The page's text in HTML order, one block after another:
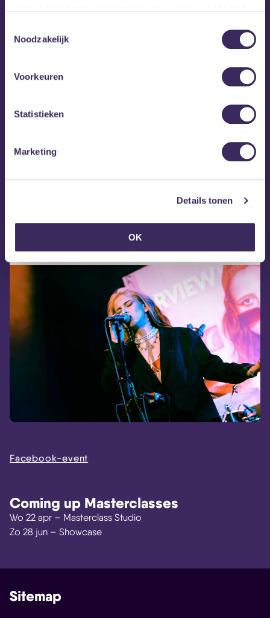
Noodzakelijk
Voorkeuren
Statistieken
Marketing
Details tonen
OK
een magazine, waarin ze mensen die haar irriteren
rapper, producer en songwriter verbrandt ze kaders en
verbindt ze mensen.
Facebook-event
Coming up Masterclasses
Wo 22 apr – Masterclass Studio
Zo 28 jun – Showcase
Sitemap